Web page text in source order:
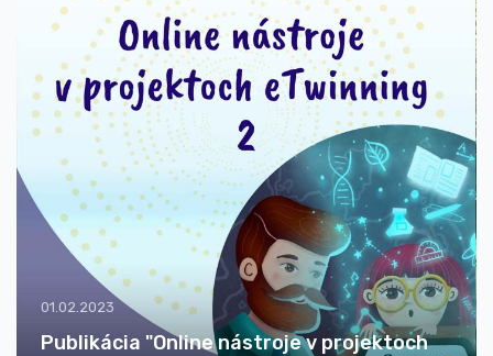
01.02.2023
Publikácia "Online nástroje v projektoch